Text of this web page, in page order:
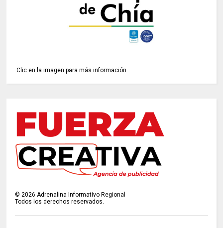
Clic en la imagen para más información
©2026 Adrenalina Informativo Regional
Todos los derechos reservados.